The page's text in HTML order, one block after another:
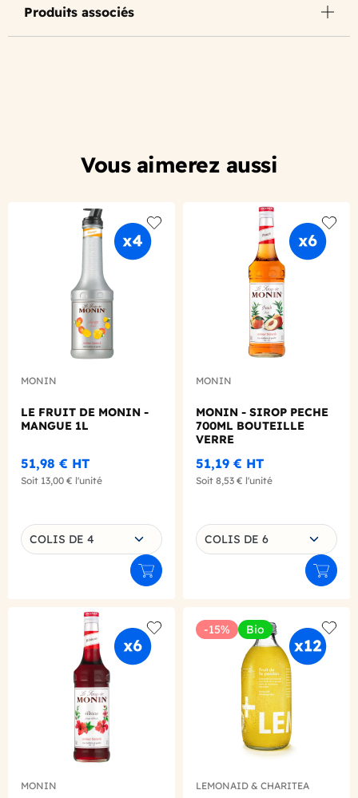
Produits associés
Vous aimerez aussi
Add to wishlist
MONIN
LE FRUIT DE MONIN -
MANGUE 1L
51,98 € HT
Soit 13,00 € l'unité
Choisissez une déclinaison
COLIS DE 4
Ajouter au panier
Add
MONIN
MONIN - SIROP PECHE
700ML BOUTEILLE
VERRE
51,19 € HT
Soit 8,53 € l'unité
Choisissez une déclinaison
COLIS DE 6
Add to wishlist
MONIN
-15% Bio
Add
LEMONAID & CHARITEA